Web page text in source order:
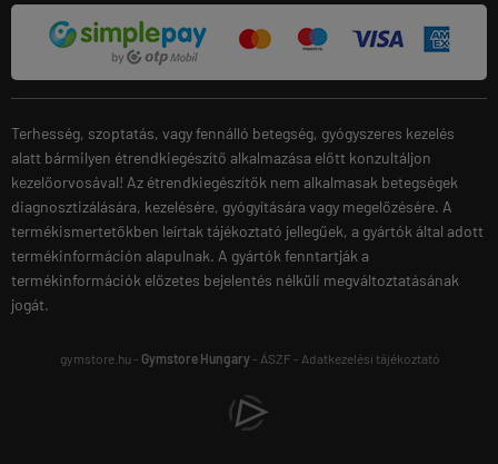
Terhesség, szoptatás, vagy fennálló betegség, gyógyszeres kezelés
alatt bármilyen étrendkiegészítő alkalmazása előtt konzultáljon
kezelőorvosával! Az étrendkiegészítők nem alkalmasak betegségek
diagnosztizálására, kezelésére, gyógyítására vagy megelőzésére. A
termékismertetőkben leírtak tájékoztató jellegűek, a gyártók által adott
termékinformáción alapulnak. A gyártók fenntartják a
termékinformációk előzetes bejelentés nélküli megváltoztatásának
jogát.
gymstore.hu - Gymstore Hungary- ÁSZF- Adatkezelési tájékoztató